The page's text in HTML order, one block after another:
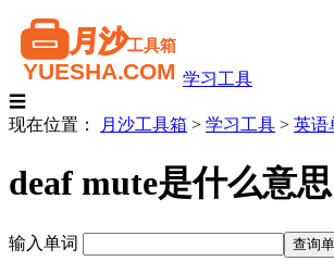
学习工具
☰
现在位置：
月沙工具箱 > 学习工具 > 英语
deaf mute是什么意
输入单词